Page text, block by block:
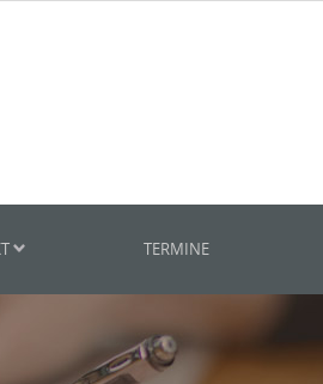
TERMINE